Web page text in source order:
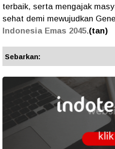
terbaik, serta mengajak
sehat demi mewujudkan
Indonesia Emas 2045.(tan)
Sebarkan: